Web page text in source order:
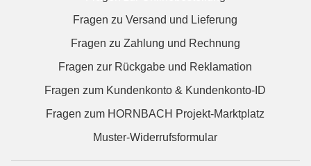
Fragen zu Versand und Lieferung
Fragen zu Zahlung und Rechnung
Fragen zur Rückgabe und Reklamation
Fragen zum Kundenkonto & Kundenkonto-ID
Fragen zum HORNBACH Projekt-Marktplatz
Muster-Widerrufsformular